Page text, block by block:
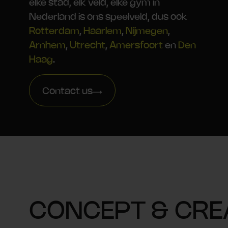
elke stad, elk veld, elke gym in
Nederland is ons speelveld, dus ook
Rotterdam, Haarlem, Nijmegen,
Arnhem, Utrecht, Amersfoort en Den
Haag.
Contact us
CONCEPT &